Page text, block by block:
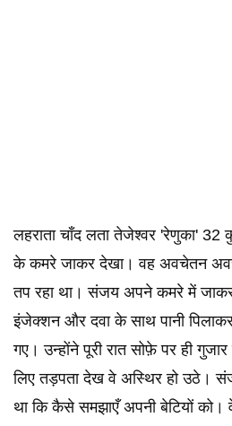
लहराता चाँद लता तेजेश्वर 'रेणुका'
के कमरे जाकर देखा। वह अवचेतन
तप रहा था। संजय अपने कमरे में
इंजेक्शन और दवा के साथ पानी
गए। उन्होंने पूरी रात सोफ़े पर ही
लिए तड़पता देख वे अस्थिर हो उठे।
था कि कैसे समझाएँ अपनी बेटियों को।